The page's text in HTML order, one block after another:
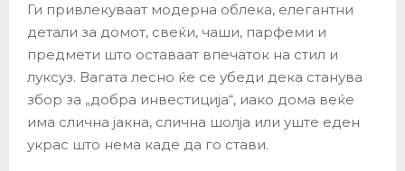
Ги привлекуваат модерна облека, елегантни
детали за домот, свеќи, чаши, парфеми и
предмети што оставаат впечаток на стил и
луксуз. Вагата лесно ќе се убеди дека станува
збор за „добра инвестиција“, иако дома веќе
има слична јакна, слична шолја или уште еден
украс што нема каде да го стави.